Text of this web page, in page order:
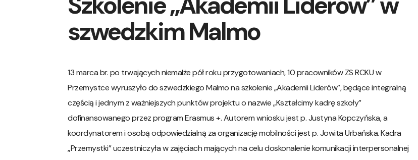
szwedzkim Malmo
13 marca br. po trwających niemalże pół roku przygotowaniach, 10 pracowników ZS RCKU w
Przemystce wyruszyło do szwedzkiego Malmo na szkolenie „Akademii Liderów”, będące integralną
częścią i jednym z ważniejszych punktów projektu o nazwie „Kształcimy kadrę szkoły”
dofinansowanego przez program Erasmus +. Autorem wniosku jest p. Justyna Kopczyńska, a
koordynatorem i osobą odpowiedzialną za organizację mobilności jest p. Jowita Urbańska. Kadra
„Przemystki” uczestniczyła w zajęciach mających na celu doskonalenie komunikacji interpersonalnej